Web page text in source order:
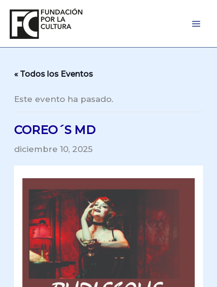
contenido
« Todos los Eventos
Este evento ha pasado.
COREO´S MD
diciembre 10, 2025